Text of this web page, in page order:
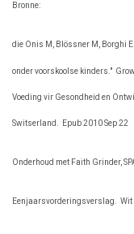
Bronne:
die Onis M, Blössner M, Borghi
onder voorskoolse kinders."
Voeding vir Gesondheid en
Switserland. Epub 2010 Sep 22
Onderhoud met Faith Grinder,
Eenjaarsvorderingsverslag. Wit